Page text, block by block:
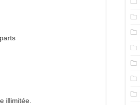
illimitée.